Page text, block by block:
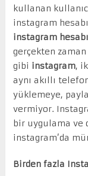
kullanan
instagram
instagram
gerçekten
gibi instagram,
aynı akıllı
yüklemeye,
vermiyor.
bir uygulama ve
instagram’da
Birden fazla